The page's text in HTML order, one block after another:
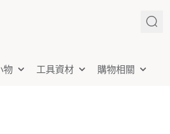
物 工具資材 購物相關